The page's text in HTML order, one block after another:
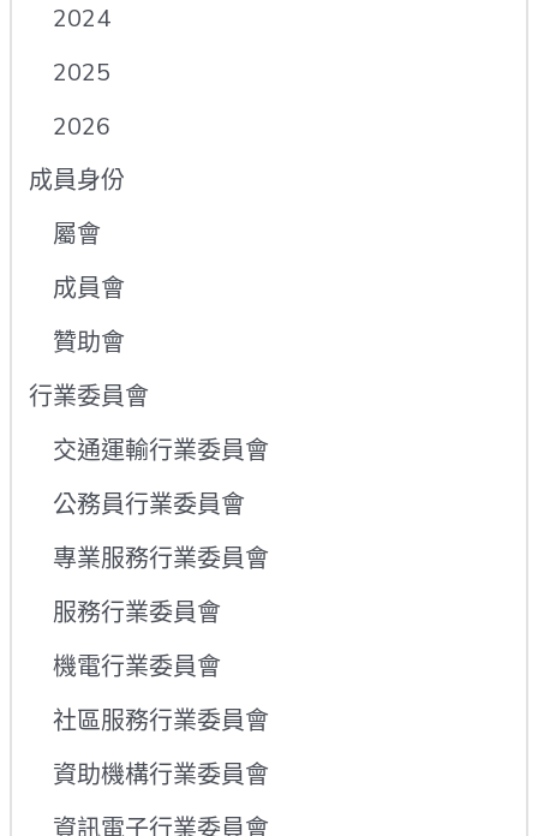
2024
2025
2026
成員身份
屬會
成員會
贊助會
行業委員會
交通運輸行業委員會
公務員行業委員會
專業服務行業委員會
服務行業委員會
機電行業委員會
社區服務行業委員會
資助機構行業委員會
資訊電子行業委員會